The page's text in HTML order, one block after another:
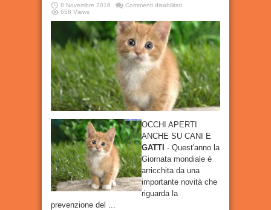
8 Novembre 2016 Commenti disabilitatisu
milione
Italiani
ci
convive
senza
saperlo
658 Views
OCCHI APERTI
ANCHE SU CANI E
GATTI - Quest'anno la
Giornata mondiale è
arricchita da una
importante novità che
riguarda la
prevenzione del ...